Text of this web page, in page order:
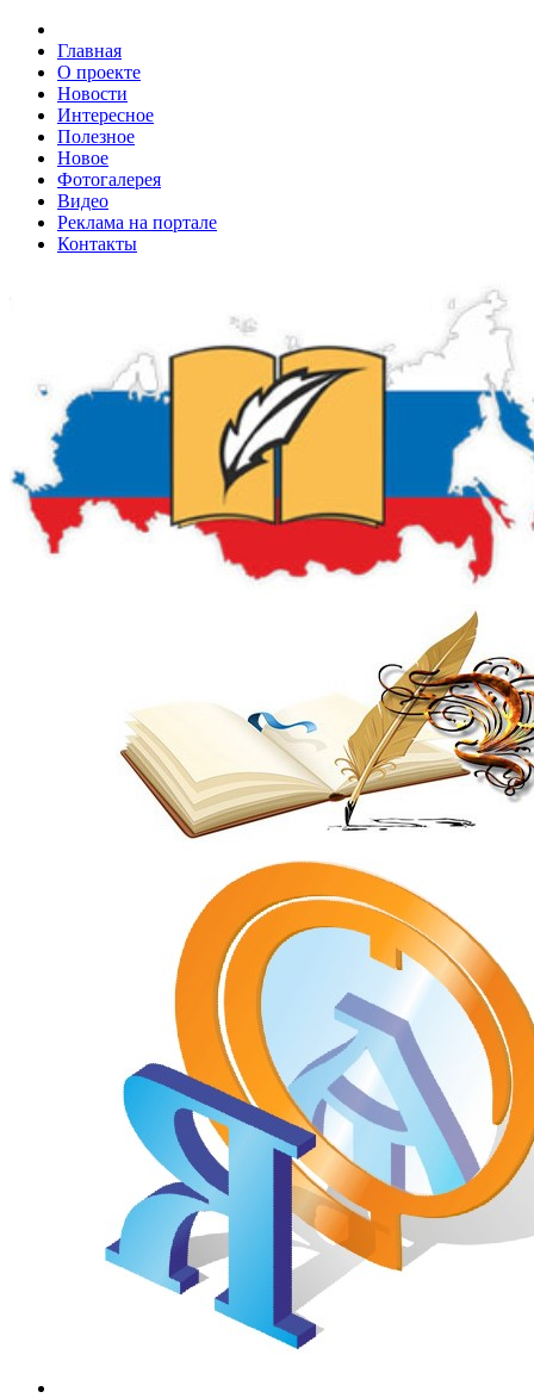
Главная
О проекте
Новости
Интересное
Полезное
Новое
Фотогалерея
Видео
Реклама на портале
Контакты